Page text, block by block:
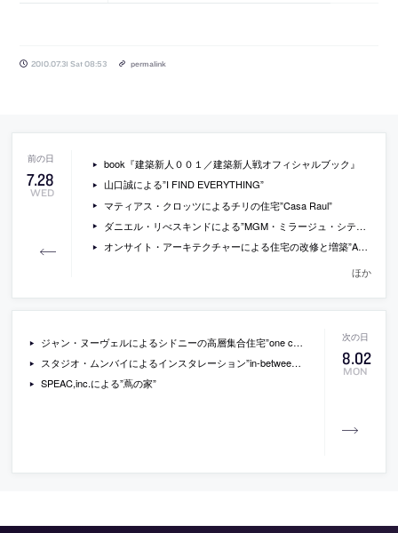
2010.07.31 Sat 08:53 permalink
7.28
WED
book『建築新人００１／建築新人戦オフィシャルブック』
山口誠による”I FIND EVERYTHING”
マティアス・クロッツによるチリの住宅”Casa Raul”
ダニエル・リべスキンドによる”MGM・ミラージュ・シティ・センター”
オンサイト・アーキテクチャーによる住宅の改修と増築”Arritt Farmhouse”
ほか
8.02
MON
ジャン・ヌーヴェルによるシドニーの高層集合住宅”one central park”
スタジオ・ムンバイによるインスタレーション”in-between architecture”
SPEAC,inc.による”蔦の家”